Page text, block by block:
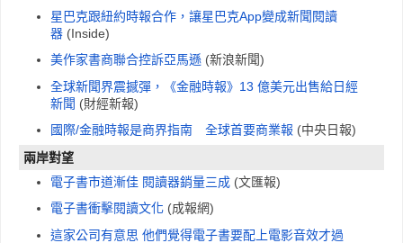
星巴克跟紐約時報合作，讓星巴克App變成新聞閱讀
器 (Inside)
美作家書商聯合控訴亞馬遜 (新浪新聞)
全球新聞界震撼彈，《金融時報》13 億美元出售給日經
新聞 (財經新報)
國際/金融時報是商界指南 全球首要商業報 (中央日報)
兩岸對望
電子書市道漸佳 閱讀器銷量三成 (文匯報)
電子書衝擊閱讀文化 (成報網)
這家公司有意思 他們覺得電子書要配上電影音效才過